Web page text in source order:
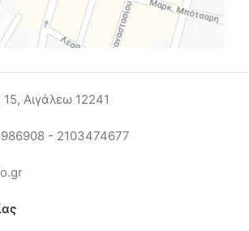
Αιγάλεω 12241
- 2103474677